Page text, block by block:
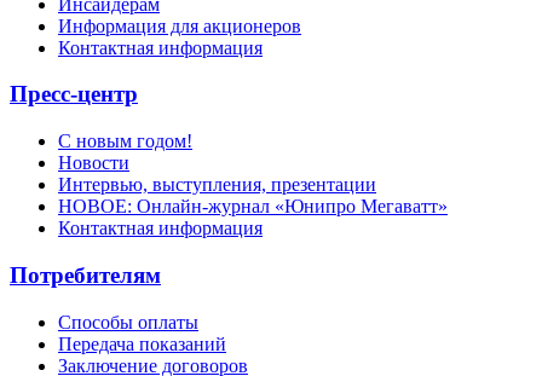
Информация для акционеров
Контактная информация
Пресс-центр
С новым годом!
Новости
Интервью, выступления, презентации
НОВОЕ: Онлайн-журнал «Юнипро Мегаватт»
Контактная информация
Потребителям
Способы оплаты
Передача показаний
Заключение договоров